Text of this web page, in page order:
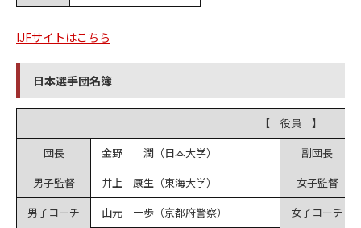
IJFサイトはこちら
日本選手団名簿
【 役員 】
団長
金野 潤（日本大学）
副団長
男子監督
井上 康生（東海大学）
女子監督
男子コーチ
山元 一歩（京都府警察）
女子コーチ